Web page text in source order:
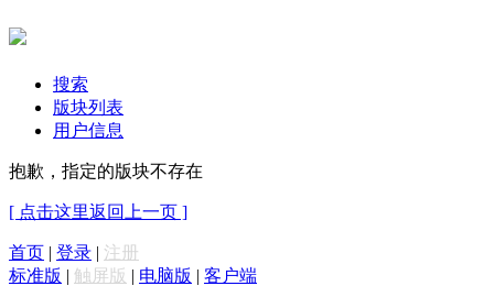
搜索
版块列表
用户信息
抱歉，指定的版块不存在
[ 点击这里返回上一页 ]
首页 | 登录 | 注册
标准版 | 触屏版 | 电脑版 | 客户端